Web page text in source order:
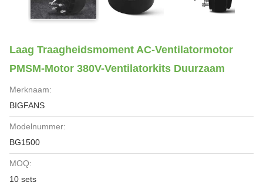
Laag Traagheidsmoment AC-Ventilatormotor
PMSM-Motor 380V-Ventilatorkits Duurzaam
Merknaam:
BIGFANS
Modelnummer:
BG1500
MOQ:
10 sets